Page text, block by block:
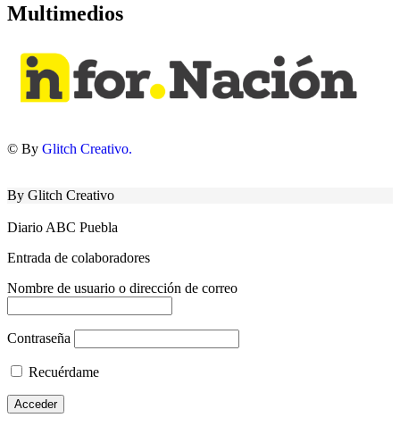
Multimedios
© By Glitch Creativo.
By Glitch Creativo
Diario ABC Puebla
Entrada de colaboradores
Nombre de usuario o dirección de correo
Contraseña
Recuérdame